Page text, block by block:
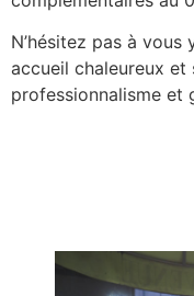
N’hésitez pas à
accueil chaleureux
professionnalisme et